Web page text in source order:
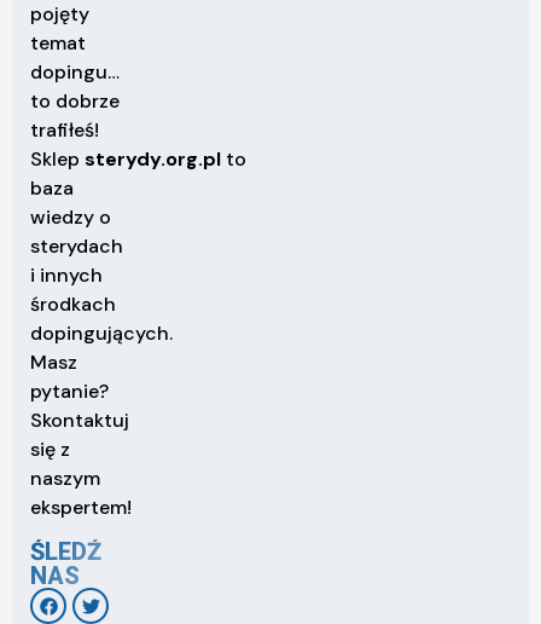
pojęty
temat
dopingu…
to dobrze
trafiłeś!
Sklep sterydy.org.pl to
baza
wiedzy o
sterydach
i innych
środkach
dopingujących.
Masz
pytanie?
Skontaktuj
się z
naszym
ekspertem!
ŚLEDŹ
NAS